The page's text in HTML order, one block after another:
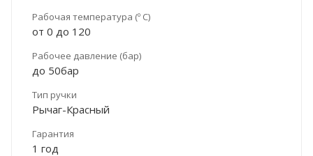
Рабочая температура (º С)
от 0 до 120
Рабочее давление (бар)
до 50бар
Тип ручки
Рычаг-Красный
Гарантия
1 год